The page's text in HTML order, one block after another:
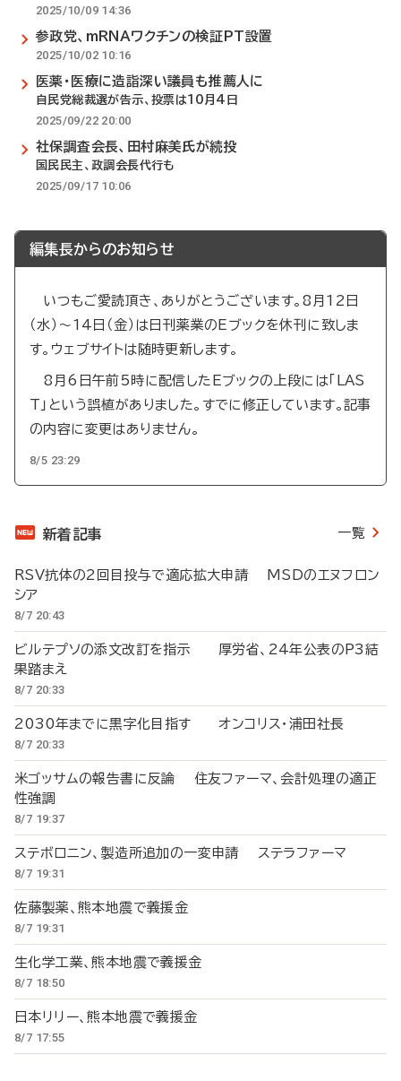
2025/10/09 14:36
参政党、mRNAワクチンの検証PT設置
2025/10/02 10:16
医薬・医療に造詣深い議員も推薦人に
自民党総裁選が告示、投票は10月4日
2025/09/22 20:00
社保調査会長、田村麻美氏が続投
国民民主、政調会長代行も
2025/09/17 10:06
編集長からのお知らせ
いつもご愛読頂き、ありがとうございます。8月12日
（水）～14日（金）は日刊薬業のEブックを休刊に致しま
す。ウェブサイトは随時更新します。
8月6日午前5時に配信したEブックの上段には「LAS
T」という誤植がありました。すでに修正しています。記事
の内容に変更はありません。
8/5 23:29
新着記事 一覧
RSV抗体の2回目投与で適応拡大申請 MSDのエヌフロン
シア
8/7 20:43
ビルテプソの添文改訂を指示 厚労省、24年公表のP3結
果踏まえ
8/7 20:33
2030年までに黒字化目指す オンコリス・浦田社長
8/7 20:33
米ゴッサムの報告書に反論 住友ファーマ、会計処理の適正
性強調
8/7 19:37
ステボロニン、製造所追加の一変申請 ステラファーマ
8/7 19:31
佐藤製薬、熊本地震で義援金
8/7 19:31
生化学工業、熊本地震で義援金
8/7 18:50
日本リリー、熊本地震で義援金
8/7 17:55